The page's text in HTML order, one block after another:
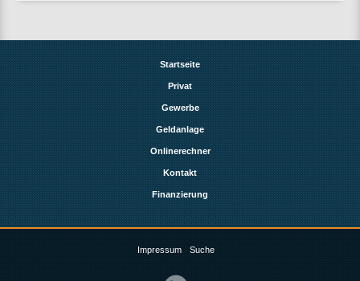
Startseite
Privat
Gewerbe
Geldanlage
Onlinerechner
Kontakt
Finanzierung
Impressum Suche